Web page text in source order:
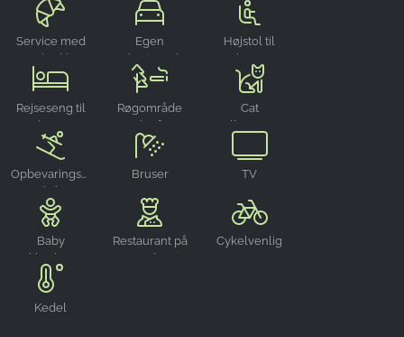
Service med
rundstykker
Egen
Højstol til
børn
Rejseseng til
børn
Røgområde
udenfor
Cat
velkommen
Opbevaringsrum
til ski
Bruser TV
Baby
Restaurant på
stedet
Cykelvenlig
Kedel
Cookie duration:
24 timer - 2 år